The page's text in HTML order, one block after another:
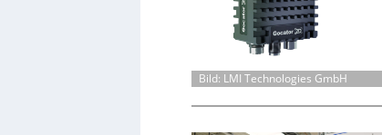
Bild: LMI Technologies GmbH